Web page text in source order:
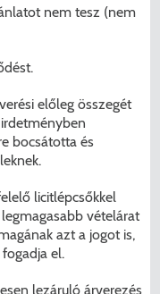
nem tesz (nem
előleg összegét
bocsátotta és
licitlépcsőkkel
vételárat
azt a jogot is,
el.
lezáruló árverezés